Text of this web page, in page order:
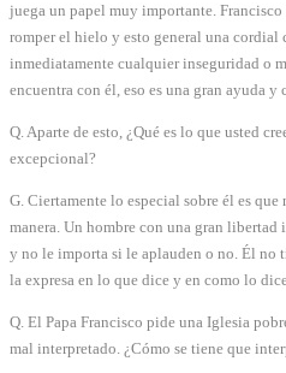
juega un papel muy importante.
romper el hielo y esto general una
inmediatamente cualquier inseguridad o
encuentra con él, eso es una gran ayuda y
Q. Aparte de esto, ¿Qué es lo que usted
excepcional?
G. Ciertamente lo especial sobre él es
manera. Un hombre con una gran libertad
y no le importa si le aplauden o no. Él no
la expresa en lo que dice y en como lo
Q. El Papa Francisco pide una Iglesia
mal interpretado. ¿Cómo se tiene que